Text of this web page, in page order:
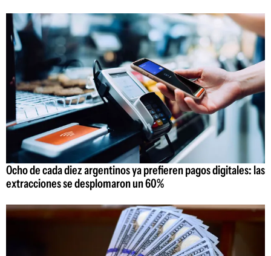
Ocho de cada diez argentinos ya prefieren pagos digitales: las
extracciones se desplomaron un 60%